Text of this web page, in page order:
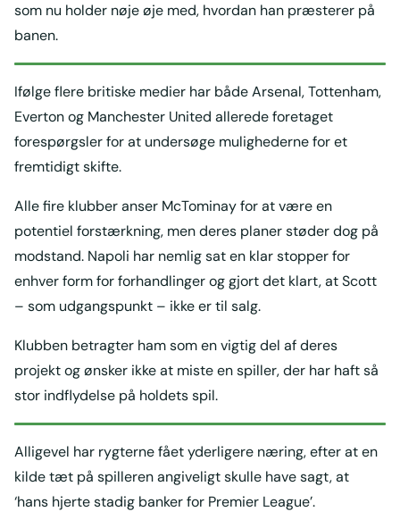
som nu holder nøje øje med, hvordan han præsterer på
banen.
Ifølge flere britiske medier har både Arsenal, Tottenham,
Everton og Manchester United allerede foretaget
forespørgsler for at undersøge mulighederne for et
fremtidigt skifte.
Alle fire klubber anser McTominay for at være en
potentiel forstærkning, men deres planer støder dog på
modstand. Napoli har nemlig sat en klar stopper for
enhver form for forhandlinger og gjort det klart, at Scott
– som udgangspunkt – ikke er til salg.
Klubben betragter ham som en vigtig del af deres
projekt og ønsker ikke at miste en spiller, der har haft så
stor indflydelse på holdets spil.
Alligevel har rygterne fået yderligere næring, efter at en
kilde tæt på spilleren angiveligt skulle have sagt, at
‘hans hjerte stadig banker for Premier League’.